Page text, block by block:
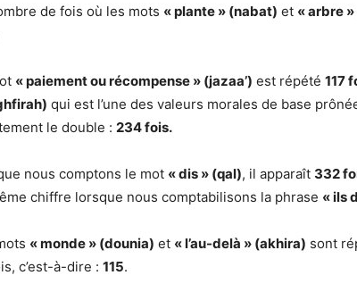
de fois où les mots « plante » (nabat) et « arbre
« paiement ou récompense » (jazaa’) est répété 117
qui est l’une des valeurs morales de base
le double : 234 fois.
nous comptons le mot « dis » (qal), il apparaît 332
chiffre lorsque nous comptabilisons la phrase « ils
« monde » (dounia) et « l’au-delà » (akhira) sont
c’est-à-dire : 115.